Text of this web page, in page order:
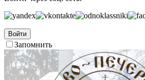
Войти
Запомнить